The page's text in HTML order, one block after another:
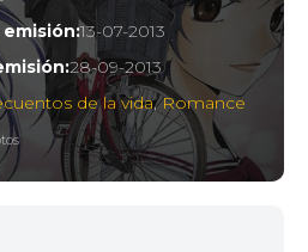
13-07-2013
28-09-2013
de la vida,Romance